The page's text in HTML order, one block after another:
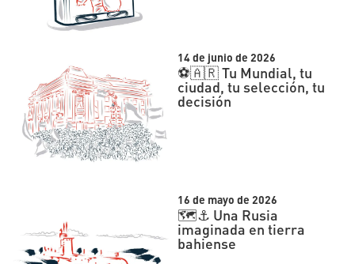
14 de junio de 2026
⚽️🇦🇷 Tu Mundial, tu
ciudad, tu selección, tu
decisión
16 de mayo de 2026
🗺⚓️ Una Rusia
imaginada en tierra
bahiense